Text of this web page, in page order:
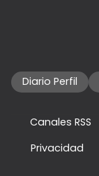
Diario Perfil
Canales RSS
Privacidad